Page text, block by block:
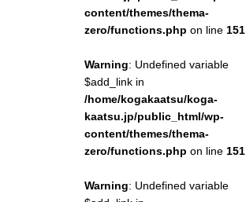
content/themes/thema-
zero/functions.php on line 151
Warning: Undefined variable
$add_link in
/home/kogakaatsu/koga-
kaatsu.jp/public_html/wp-
content/themes/thema-
zero/functions.php on line 151
Warning: Undefined variable